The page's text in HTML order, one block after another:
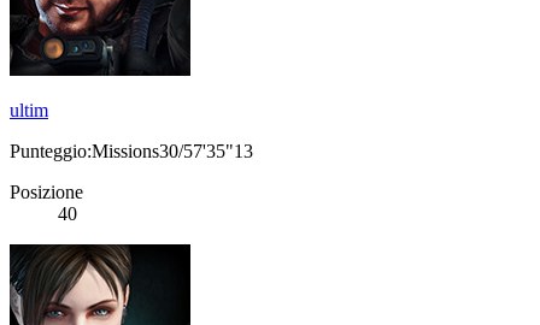
ultim
Punteggio:Missions30/57'35"13
Posizione
40